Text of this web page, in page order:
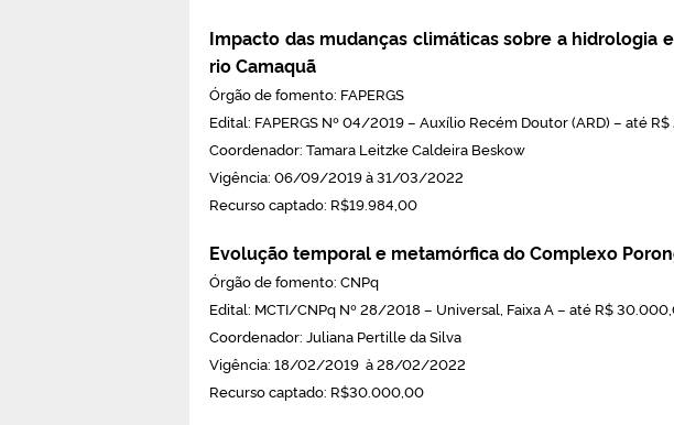
Impacto das mudanças climáticas sobre a hidrologia
rio Camaquã
Órgão de fomento: FAPERGS
Edital: FAPERGS Nº 04/2019 – Auxílio Recém Doutor (ARD) – até
Coordenador: Tamara Leitzke Caldeira Beskow
Vigência: 06/09/2019 à 31/03/2022
Recurso captado: R$19.984,00
Evolução temporal e metamórfica do Complexo
Órgão de fomento: CNPq
Edital: MCTI/CNPq Nº 28/2018 – Universal, Faixa A – até R$
Coordenador: Juliana Pertille da Silva
Vigência: 18/02/2019 à 28/02/2022
Recurso captado: R$30.000,00